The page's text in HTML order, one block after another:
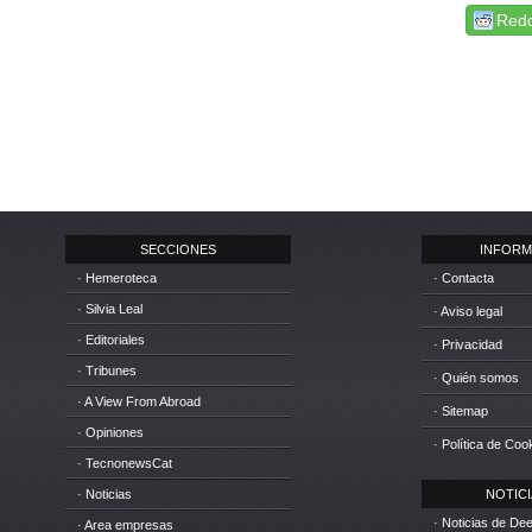
SECCIONES
· Hemeroteca
· Silvia Leal
· Editoriales
· Tribunes
· A View From Abroad
· Opiniones
· TecnonewsCat
· Noticias
· Area empresas
· Contacta
· Aviso legal
· Privacidad
· Quién somos
· Sitemap
· Política de
· Noticias de